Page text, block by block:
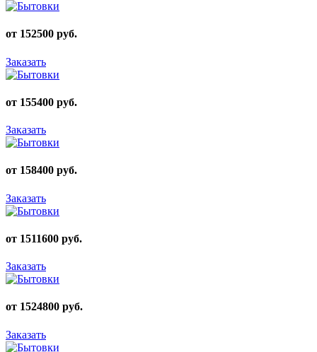
от 152500 руб.
Заказать
от 155400 руб.
Заказать
от 158400 руб.
Заказать
от 1511600 руб.
Заказать
от 1524800 руб.
Заказать